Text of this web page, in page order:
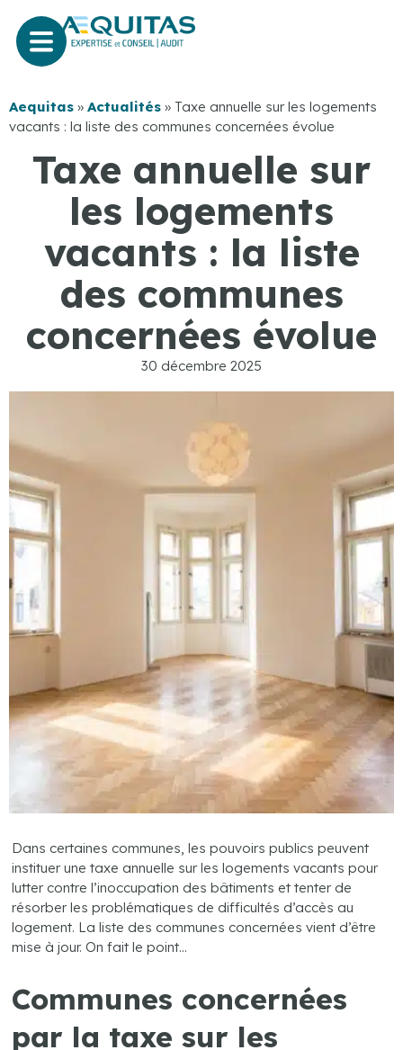
Aequitas » Actualités » Taxe annuelle sur les logements
vacants : la liste des communes concernées évolue
Taxe annuelle sur
les logements
vacants : la liste
des communes
concernées évolue
30 décembre 2025
Dans certaines communes, les pouvoirs publics peuvent
instituer une taxe annuelle sur les logements vacants pour
lutter contre l’inoccupation des bâtiments et tenter de
résorber les problématiques de difficultés d’accès au
logement. La liste des communes concernées vient d’être
mise à jour. On fait le point…
Communes concernées
par la taxe sur les